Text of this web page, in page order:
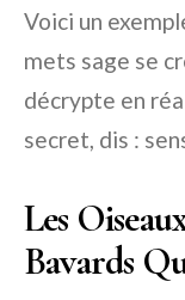
Voici un
mets sage se
décrypte en
secret, dis :
Les
Bavards